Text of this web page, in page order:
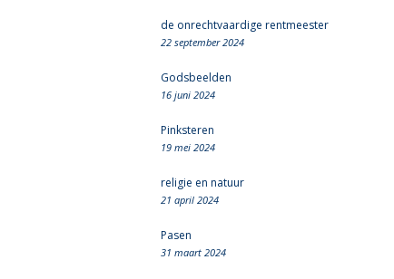
de onrechtvaardige rentmeester
22 september 2024
Godsbeelden
16 juni 2024
Pinksteren
19 mei 2024
religie en natuur
21 april 2024
Pasen
31 maart 2024